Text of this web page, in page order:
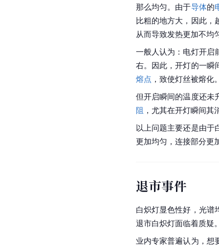
那么均匀。由于导体的
比粗的地方大，因此，
从而导致发热更加不均
一般人认为：电灯开启
右。因此，开灯的一瞬
熔点 ，致使灯丝被熔
但开启瞬间的温度还未
阻 ，尤其在开灯瞬间
以上问题主要还是由于
更加均匀，连接部分更
退市事件
白炽灯显色性好，光谱
退市白炽灯面临着质疑
业内专家普遍认为，想